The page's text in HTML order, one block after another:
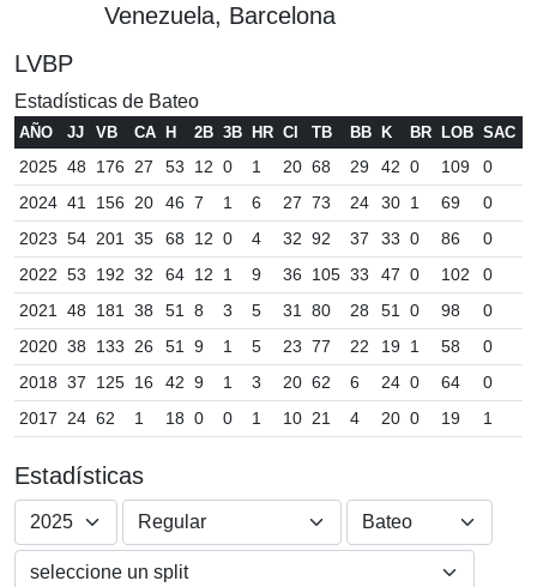
Venezuela, Barcelona
LVBP
Estadísticas de Bateo
AÑO JJ VB CA H 2B 3B HR CI TB BB K BR LOB SAC
2025 48 176 27 53 12 0 1 20 68 29 42 0 109 0
2024 41 156 20 46 7 1 6 27 73 24 30 1 69 0
2023 54 201 35 68 12 0 4 32 92 37 33 0 86 0
2022 53 192 32 64 12 1 9 36 105 33 47 0 102 0
2021
48 181 38 51 8 3 5 31 80 28 51 0 98 0
2020 38 133 26 51 9 1 5 23 77 22 19 1 58 0
2018 37 125 16 42 9 1 3 20 62 6 24 0 64 0
2017
24 62 1 18 0 0 1 10 21 4 20 0 19 1
Estadísticas